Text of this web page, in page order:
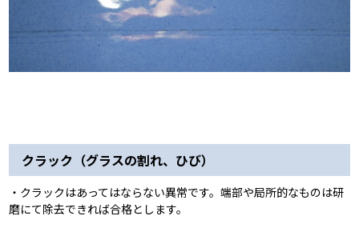
クラック（グラスの割れ、ひび）
・クラックはあってはならない異常です。端部や局所的なものは研
磨にて除去できれば合格とします。